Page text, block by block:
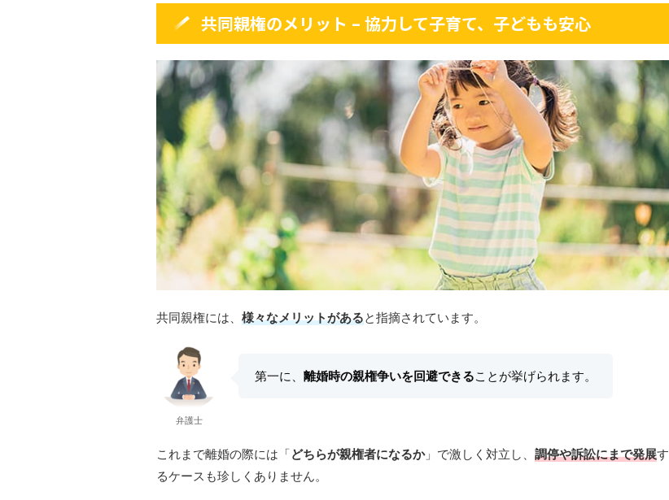
共同親権のメリット – 協力して子育て、子どもも安心
共同親権には、 様々なメリットがあると指摘されています。
弁護士
第一に、 離婚時の親権争いを回避できることが挙げられます。
これまで離婚の際には「どちらが親権者になるか」で激しく対立し、 調停や訴訟にまで発展す
るケースも珍しくありません。